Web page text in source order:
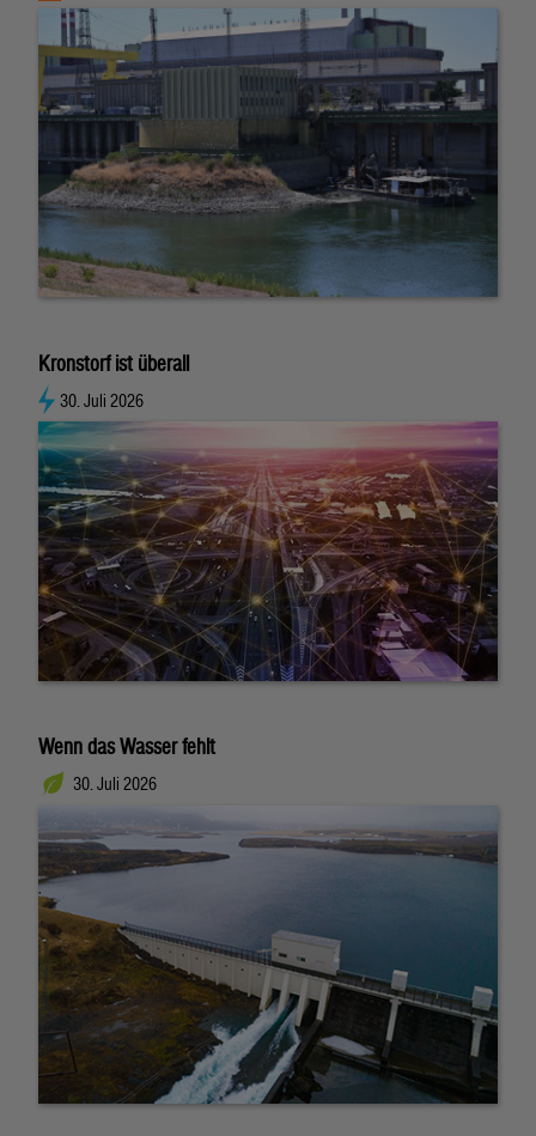
Kronstorf ist überall
30. Juli 2026
Wenn das Wasser fehlt
30. Juli 2026